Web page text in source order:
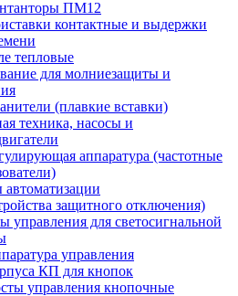
ПМ12
контактные и выдержки
тепловые
для молниезащиты и
(плавкие вставки)
техника, насосы и
аппаратура (частотные
защитного отключения)
управления для светосигнальной
управления
КП для кнопок
управления кнопочные